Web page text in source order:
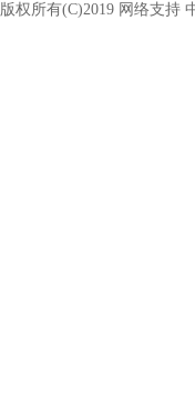
版权所有(C)2019网络支持